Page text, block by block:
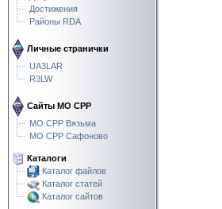
Достижения
Районы RDA
Личные странички
UA3LAR
R3LW
Сайты МО СРР
МО СРР Вязьма
МО СРР Сафоново
Каталоги
Каталог файлов
Каталог статей
Каталог сайтов